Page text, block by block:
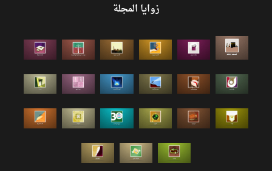
زوايا المجلة